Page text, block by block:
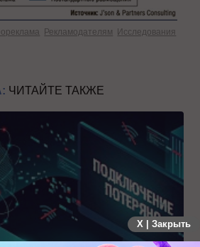
Рекламодателям Исследования
ЧИТАЙТЕ ТАКЖЕ
X | Закрыть